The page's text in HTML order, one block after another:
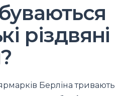
різдвяні
Берліна тривають